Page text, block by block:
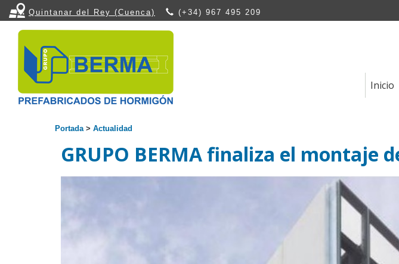
Quintanar del Rey (Cuenca) (+34) 967 495 209
Inicio
Portada> Actualidad
GRUPO BERMA finaliza el montaje